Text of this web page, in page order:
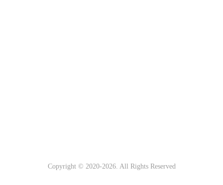
Copyright © 2020-2026. All Rights Reserved